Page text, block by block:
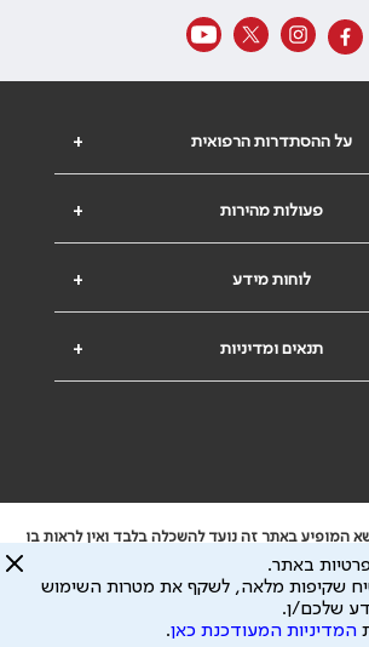
+ על ההסתדרות הרפואית
+ פעולות מהירות
+ לוחות מידע
+ תנאים ומדיניות
המופיע באתר זה נועד להשכלה בלבד ואין לראות בו
אין הר"י אחראית לתוכן המתפרסם באתר זה ולכל נזק
שעלול להיגרם.
מידע אישי לצורך מתן השרות וכי חלק ממנו עשוי
הכל בכפוף למדיניות הפרטיות
באתר.
שקיפות מלאה, לשקף את מטרות השימוש
שלכם/ן.
המדיניות המעודכנת כאן.